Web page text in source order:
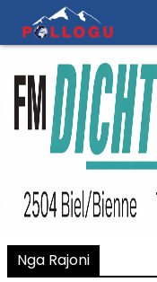
Nga Rajoni